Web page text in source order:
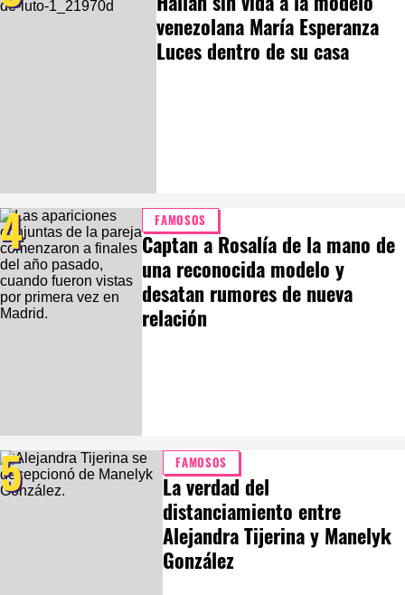
venezolana María Esperanza
Luces dentro de su casa
4 FAMOSOS
Captan a Rosalía de la mano de
una reconocida modelo y
desatan rumores de nueva
relación
5 FAMOSOS
La verdad del
distanciamiento entre
Alejandra Tijerina y Manelyk
González